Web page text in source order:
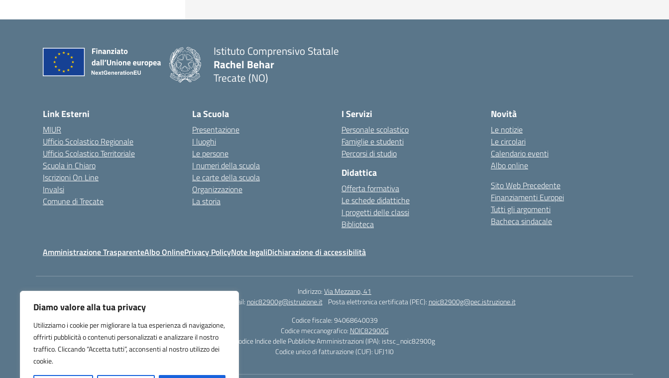
Diamo valore alla tua privacy
Utilizziamo i cookie per migliorare la tua esperienza di navigazione,
offrirti pubblicità o contenuti personalizzati e analizzare il nostro
traffico. Cliccando “Accetta tutti”, acconsenti al nostro utilizzo dei
cookie.
Istituto Comprensivo Statale
Rachel Behar
Trecate (NO)
Link Esterni
MIUR
Ufficio Scolastico Regionale
Ufficio Scolastico Territoriale
Scuola in Chiaro
Iscrizioni On Line
Invalsi
Comune di Trecate
La Scuola
Presentazione
I luoghi
Le persone
I numeri della scuola
Le carte della scuola
Organizzazione
La storia
I Servizi
Personale scolastico
Famiglie e studenti
Percorsi di studio
Didattica
Offerta formativa
Le schede didattiche
I progetti delle classi
Biblioteca
Novità
Le notizie
Le circolari
Calendario eventi
Albo online
Sito Web Precedente
Finanziamenti Europei
Tutti gli argomenti
Bacheca sindacale
Amministrazione TrasparenteAlbo OnlinePrivacy PolicyNote legaliDichiarazione di accessibilità
Indirizzo:Via Mezzano, 41
Email: noic82900g@istruzione.it Posta elettronica certificata (PEC): noic82900g@pec.istruzione.it
Codice fiscale: 94068640039
Codice meccanografico: NOIC82900G
Codice Indice delle Pubbliche Amministrazioni (IPA): istsc_noic82900g
Codice unico di fatturazione (CUF): UFJ1I0